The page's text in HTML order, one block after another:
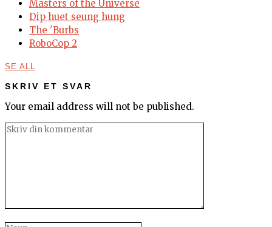
Masters of the Universe
Dip huet seung hung
The 'Burbs
RoboCop 2
SE ALL
SKRIV ET SVAR
Your email address will not be published.